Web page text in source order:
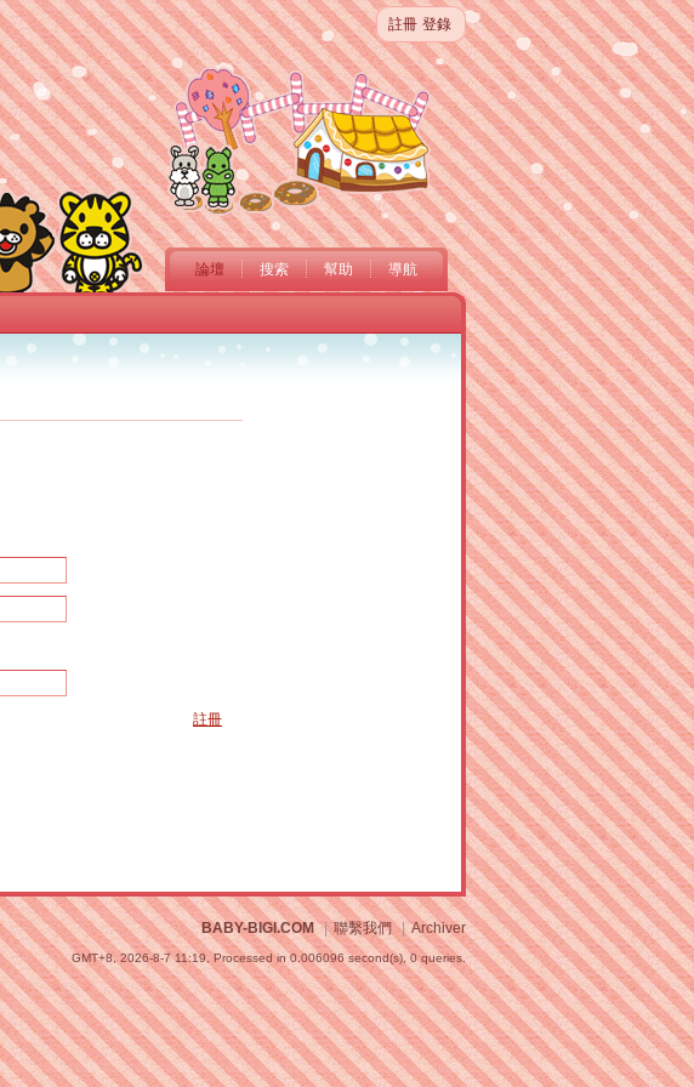
註冊 登錄
論壇 搜索 幫助 導航
註冊
BABY-BIGI.COM | 聯繫我們 | Archiver
GMT+8, 2026-8-7 11:19, Processed in 0.006096 second(s), 0 queries.